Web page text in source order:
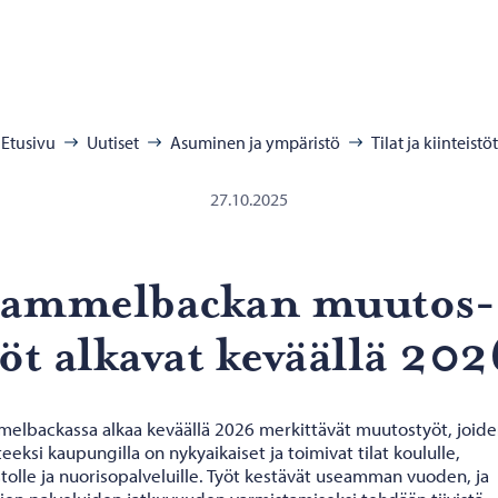
Etusivu Uutiset Asuminen ja ympäristö Tilat ja kiinteistöt
27.10.2025
muu­tos­
al­ka­vat ke­vääl­lä
alkaa keväällä 2026 merkittävät muutostyöt,
kaupungilla on nykyaikaiset ja toimivat tilat koululle,
ja nuorisopalveluille. Työt kestävät useamman vuoden, ja